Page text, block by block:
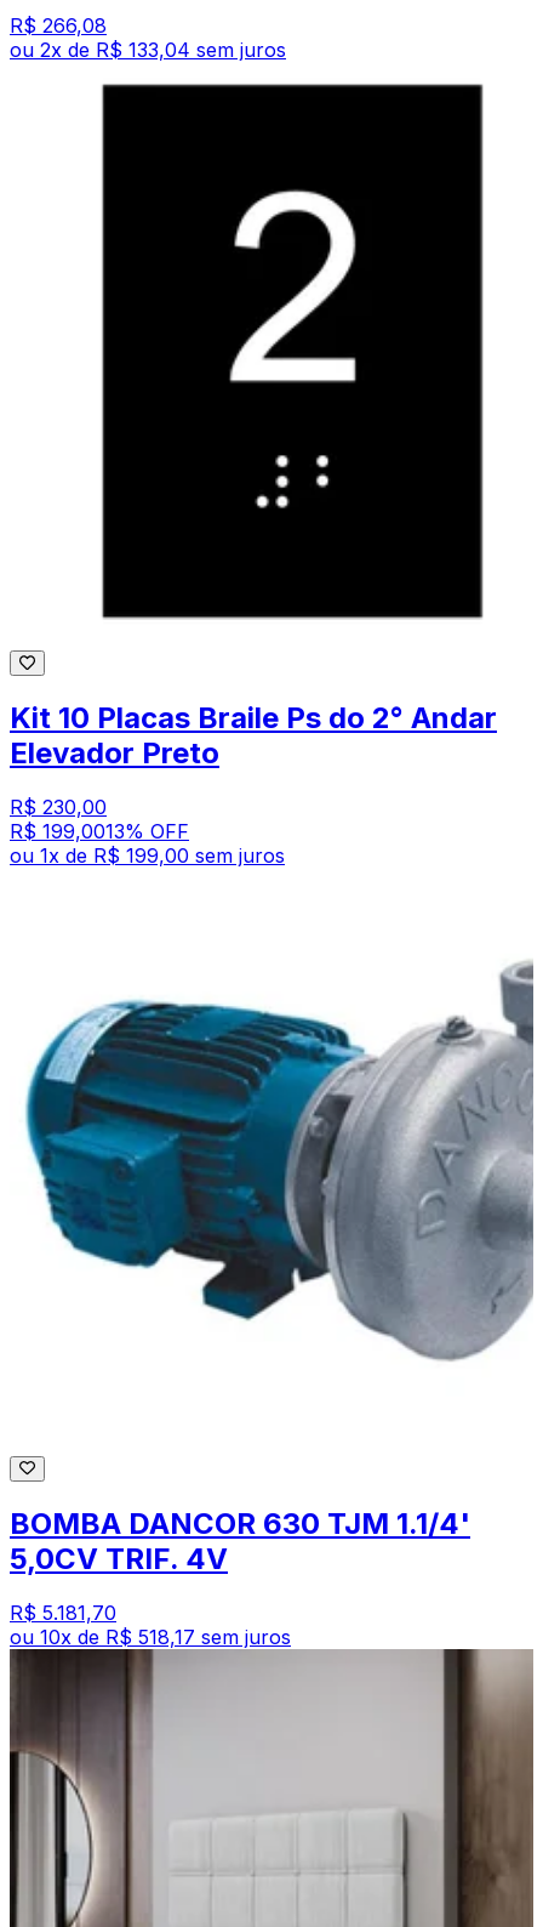
R$ 266,08
ou 2x de R$ 133,04 sem juros
Kit 10 Placas Braile Ps do 2° Andar
Elevador Preto
R$ 230,00
R$ 199,0013% OFF
ou 1x de R$ 199,00 sem juros
BOMBA DANCOR 630 TJM 1.1/4'
5,0CV TRIF. 4V
R$ 5.181,70
ou 10x de R$ 518,17 sem juros